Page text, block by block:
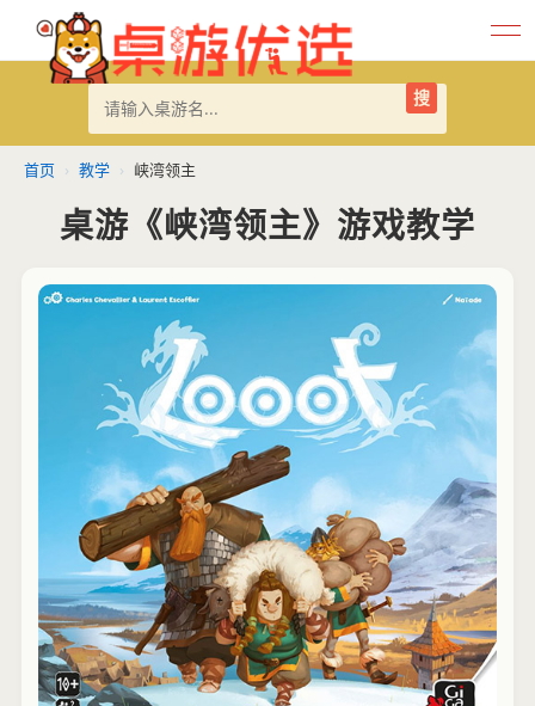
搜
首页 › 教学 › 峡湾领主
桌游《峡湾领主》游戏教学